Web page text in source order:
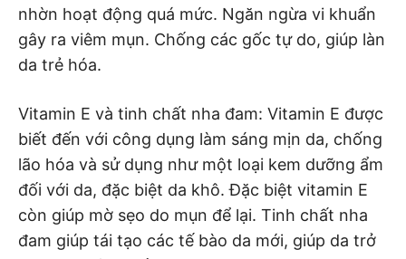
nhờn hoạt động quá mức. Ngăn ngừa vi khuẩn
gây ra viêm mụn. Chống các gốc tự do, giúp làn
da trẻ hóa.
Vitamin E và tinh chất nha đam: Vitamin E được
biết đến với công dụng làm sáng mịn da, chống
lão hóa và sử dụng như một loại kem dưỡng ẩm
đối với da, đặc biệt da khô. Đặc biệt vitamin E
còn giúp mờ sẹo do mụn để lại. Tinh chất nha
đam giúp tái tạo các tế bào da mới, giúp da trở